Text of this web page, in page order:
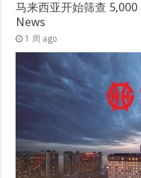
马来西亚开始筛查
News
1 周 ago